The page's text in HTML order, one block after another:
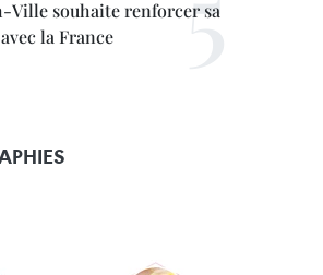
Ville souhaite renforcer sa
la France